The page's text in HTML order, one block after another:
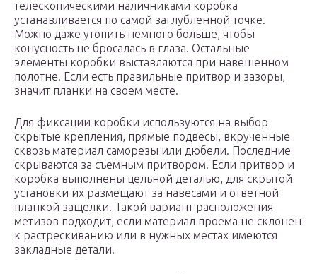
телескопическими наличниками коробка
устанавливается по самой заглубленной точке.
Можно даже утопить немного больше, чтобы
конусность не бросалась в глаза. Остальные
элементы коробки выставляются при навешенном
полотне. Если есть правильные притвор и зазоры,
значит планки на своем месте.
Для фиксации коробки используются на выбор
скрытые крепления, прямые подвесы, вкрученные
сквозь материал саморезы или дюбели. Последние
скрываются за съемным притвором. Если притвор и
коробка выполнены цельной деталью, для скрытой
установки их размещают за навесами и ответной
планкой защелки. Такой вариант расположения
метизов подходит, если материал проема не склонен
к растрескиванию или в нужных местах имеются
закладные детали.